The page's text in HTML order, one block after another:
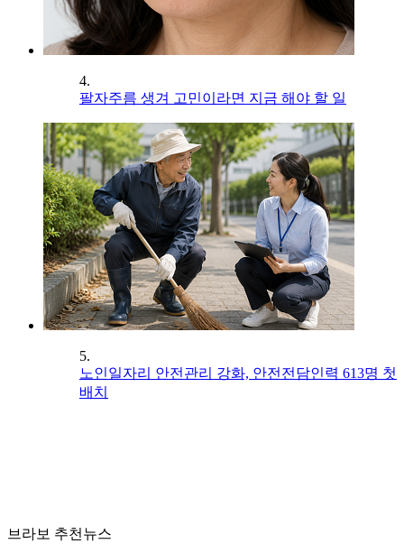
4.
팔자주름 생겨 고민이라면 지금 해야 할 일
5.
노인일자리 안전관리 강화, 안전전담인력 613명 첫
배치
브라보 추천뉴스